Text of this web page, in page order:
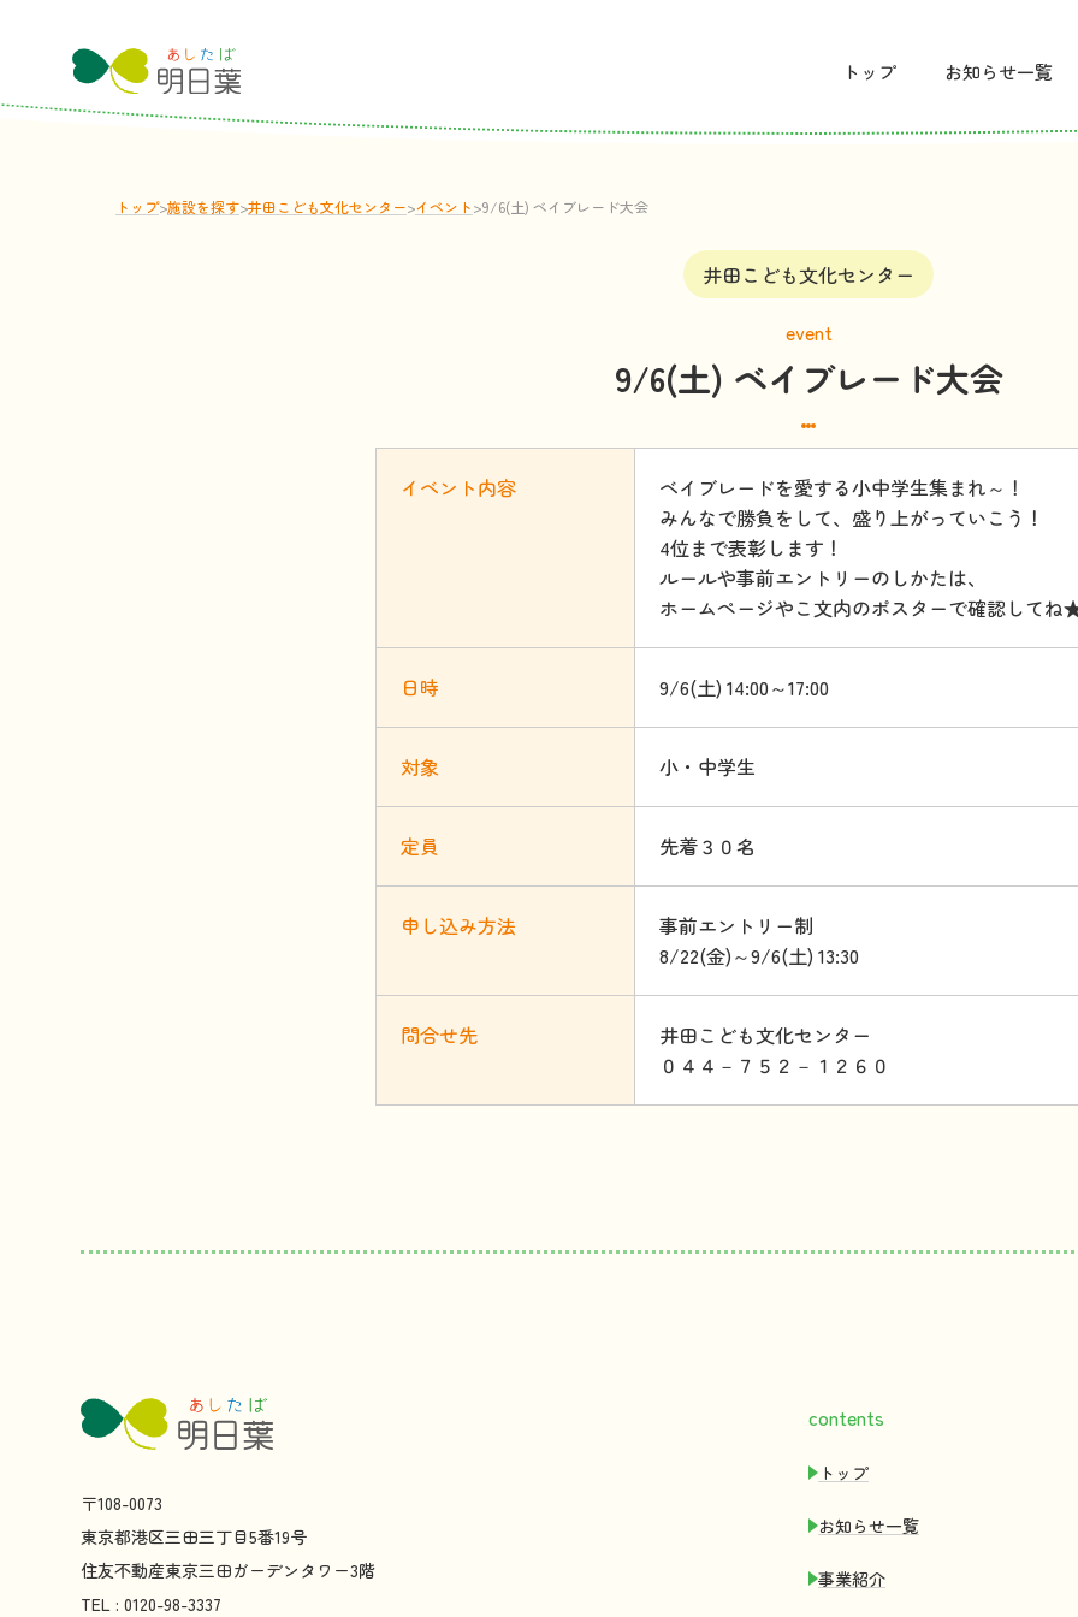
トップ お知らせ一覧
トップ>施設を探す>井田こども文化センター>イベント>9/6(土) ベイブレード大会
井田こども文化センター
event
9/6(土) ベイブレード大会
イベント内容
ベイブレードを愛する小中学生集まれ～！
みんなで勝負をして、盛り上がっていこう！
4位まで表彰します！
ルールや事前エントリーのしかたは、
ホームページやこ文内のポスターで確認してね
日時 9/6(土) 14:00～17:00
対象 小・中学生
定員 先着３０名
申 し込み方法
事前エントリー制
8/22(金)～9/6(土) 13:30
問合せ先
井田こども文化センター
０４４－７５２－１２６０
〒108-0073
東京都港区三田三丁目5番19号
住友不動産東京三田ガーデンタワー3階
TEL : 0120-98-3337
contents
トップ
お知 らせ一覧
事業紹介